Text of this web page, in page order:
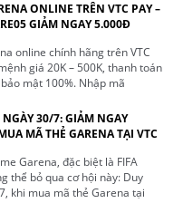
thẻ Vcoin, giúp bạn vừa nạp
tiết kiệm chi phí cực khủng.
khi mua mã thẻ Vcoin
ONLINE TRÊN VTC PAY –
GIẢM NGAY 5.000Đ
online chính hãng trên VTC
giá 20K – 500K, thanh toán
mật 100%. Nhập mã
Liên Minh, FIFA Online 4.
NGÀY 30/7: GIẢM NGAY
MÃ THẺ GARENA TẠI VTC
Garena, đặc biệt là FIFA
thể bỏ qua cơ hội này: Duy
khi mua mã thẻ Garena tại